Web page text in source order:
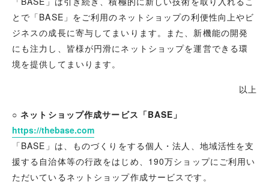
とで「BASE」をご利用のネットショップの利便性向上やビ
ジネスの成長に寄与してまいります。また、新機能の開発
にも注力し、皆様が円滑にネットショップを運営できる環
境を提供してまいります。
以上
○ ネットショップ作成サービス「BASE」
https://thebase.com
「BASE」は、ものづくりをする個人・法人、地域活性を支
援する自治体等の行政をはじめ、190万ショップにご利用い
ただいているネットショップ作成サービスです。